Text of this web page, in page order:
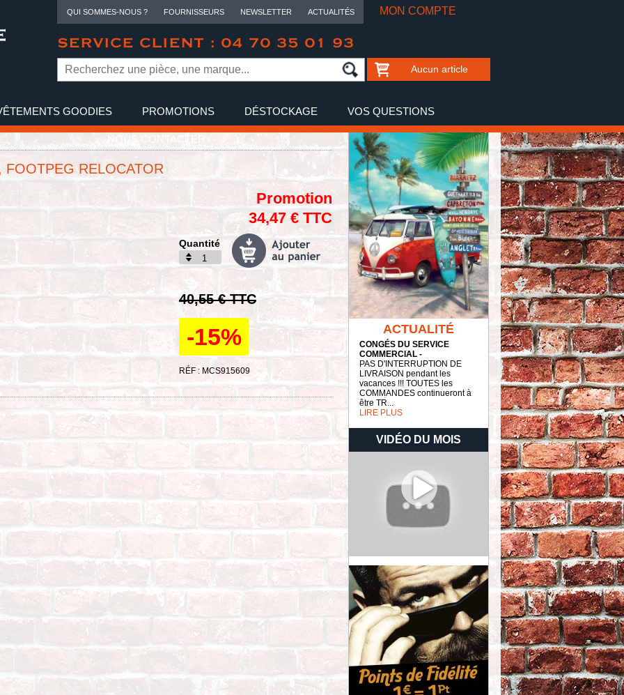
QUI SOMMES-NOUS ? FOURNISSEURS NEWSLETTER ACTUALITÉS MON COMPTE
SERVICE CLIENT : 04 70 35 01 93
Aucun article
GOODIES PROMOTIONS DÉSTOCKAGE VOS QUESTIONS
NOUS CONTACTER
FOOTPEG RELOCATOR
Promotion
34,47 € TTC
Quantité
40,55 € TTC
-15%
RÉF : MCS915609
ACTUALITÉ
CONGÉS DU SERVICE
COMMERCIAL -
PAS D'INTERRUPTION DE
LIVRAISON pendant les
vacances !!! TOUTES les
COMMANDES continueront à
être TR...
LIRE PLUS
VIDÉO DU MOIS